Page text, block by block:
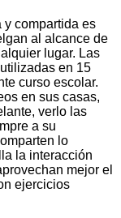
y compartida es
al alcance de
lugar. Las
en 15
curso escolar.
en sus casas,
verlo las
a su
lo
la interacción
mejor el
ejercicios